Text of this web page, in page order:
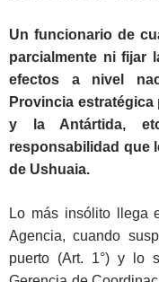
Un funcionario de
parcialmente ni fijar
efectos a nivel
Provincia
y la Antártida,
responsabilidad que
de Ushuaia.
Lo más insólito llega
Agencia, cuando
puerto (Art. 1°) y lo